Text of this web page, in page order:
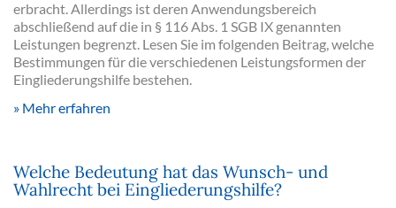
erbracht. Allerdings ist deren Anwendungsbereich
abschließend auf die in § 116 Abs. 1 SGB IX genannten
Leistungen begrenzt. Lesen Sie im folgenden Beitrag, welche
Bestimmungen für die verschiedenen Leistungsformen der
Eingliederungshilfe bestehen.
Mehr erfahren
Welche Bedeutung hat das Wunsch- und
Wahlrecht bei Eingliederungshilfe?